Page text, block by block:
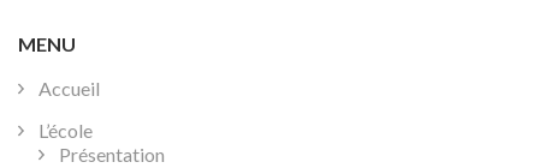
MENU
Accueil
L’école
Présentation